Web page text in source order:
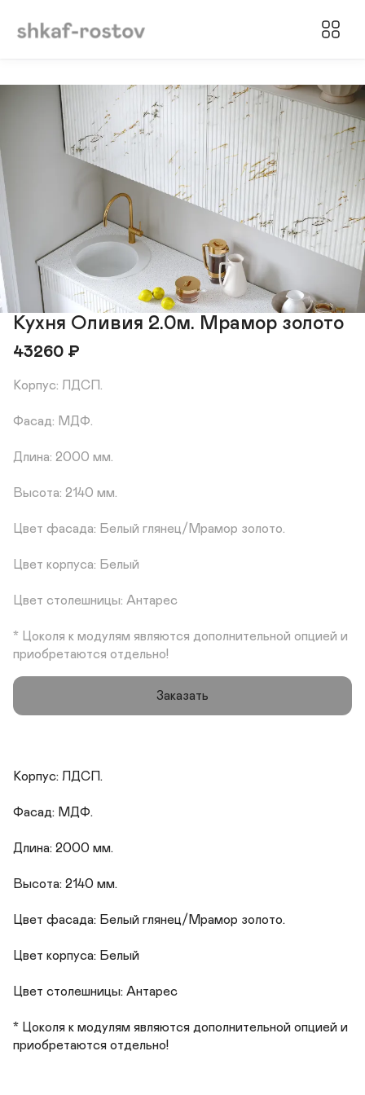
Кухня Оливия 2.0м. Мрамор золото
43260 ₽
Корпус: ЛДСП.
Фасад: МДФ.
Длина: 2000 мм.
Высота: 2140 мм.
Цвет фасада: Белый глянец/Мрамор золото.
Цвет корпуса: Белый
Цвет столешницы: Антарес
* Цоколя к модулям являются дополнительной опцией и
приобретаются отдельно!
Заказать
Корпус: ЛДСП.
Фасад: МДФ.
Длина: 2000 мм.
Высота: 2140 мм.
Цвет фасада: Белый глянец/Мрамор золото.
Цвет корпуса: Белый
Цвет столешницы: Антарес
* Цоколя к модулям являются дополнительной опцией и
приобретаются отдельно!